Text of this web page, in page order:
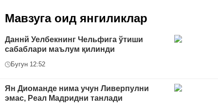
Мавзуга оид янгиликлар
Даннй Уелбекнинг Чельфига ўтиши
сабаблари маълум қилинди
Бугун 12:52
Ян Диоманде нима учун Ливерпулни
эмас, Реал Мадридни танлади